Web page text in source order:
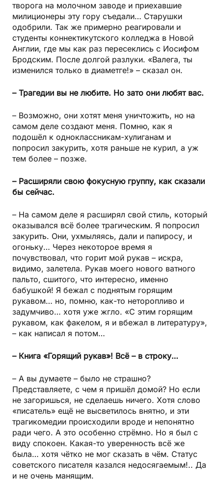
творога на молочном заводе и приехавшие
милиционеры эту гору съедали… Старушки
одобрили. Так же примерно реагировали и
студенты коннектикутского колледжа в Новой
Англии, где мы как раз пересеклись с Иосифом
Бродским. После долгой разлуки. «Валега, ты
изменился только в диаметге!» – сказал он.
– Трагедии вы не любите. Но зато они любят вас.
– Возможно, они хотят меня уничтожить, но на
самом деле создают меня. Помню, как я
подошёл к одноклассникам-хулиганам и
попросил закурить, хотя раньше не курил, а уж
тем более – позже.
– Расширяли свою фокусную группу, как сказали
бы сейчас.
– На самом деле я расширял свой стиль, который
оказывался всё более трагическим. Я попросил
закурить. Они, ухмыляясь, дали и папиросу, и
огоньку… Через некоторое время я
почувствовал, что горит мой рукав – искра,
видимо, залетела. Рукав моего нового ватного
пальто, сшитого, что интересно, именно
бабушкой! Я бежал с поднятым горящим
рукавом… но, помню, как-то неторопливо и
задумчиво… хотя уже жгло. «С этим горящим
рукавом, как факелом, я и вбежал в литературу»,
– как написал я потом…
– Книга «Горящий рукав»! Всё – в строку…
– А вы думаете – было не страшно?
Представляете, с чем я пришёл домой? Но если
не загоришься, не сделаешь ничего. Хотя слово
«писатель» ещё не высветилось внятно, и эти
трагикомедии происходили вроде и непонятно
ради чего. А это особенно стрёмно. Но я был с
виду спокоен. Какая-то уверенность всё же
была… хотя чётко не мог сказать в чём. Статус
советского писателя казался недосягаемым!.. Да
и не очень манящим.